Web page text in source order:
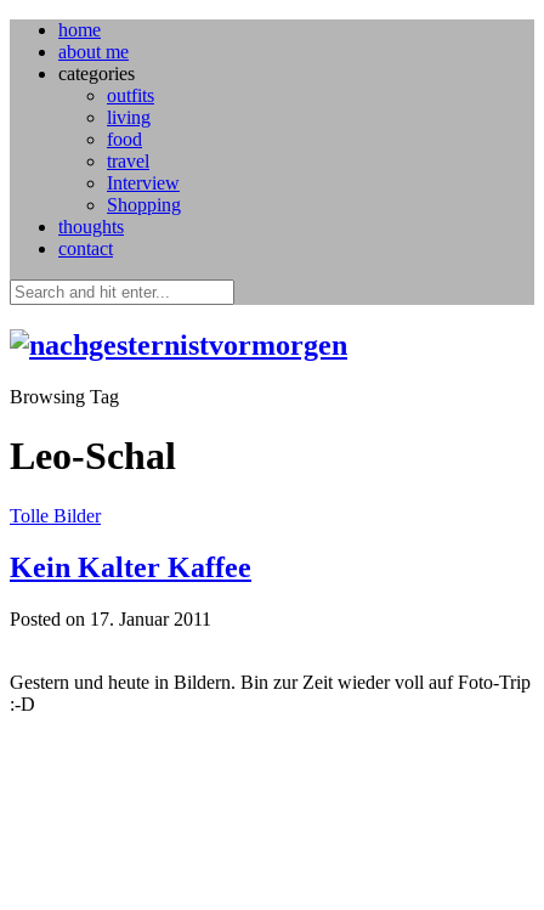
home
about me
categories
outfits
living
food
travel
Interview
Shopping
thoughts
contact
Browsing Tag
Leo-Schal
Tolle Bilder
Kein Kalter Kaffee
Posted on 17. Januar 2011
Gestern und heute in Bildern. Bin zur Zeit wieder voll auf Foto-Trip
:-D